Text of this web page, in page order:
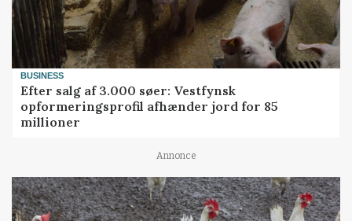
BUSINESS
Efter salg af 3.000 søer: Vestfynsk
opformeringsprofil afhænder jord for 85
millioner
Annonce